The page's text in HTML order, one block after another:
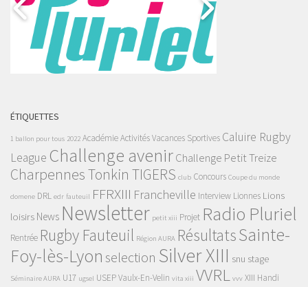
ÉTIQUETTES
1 ballon pour tous 2022 AcadémieActivités Vacances Sportives Caluire Rugby
League Challenge avenirChallenge Petit Treize
Charpennes Tonkin TIGERS club Concours Coupe du monde
domene DRL edr fauteuil FFRXIII Francheville Interview Lionnes Lions
loisirs News Newsletter petit xiii Projet Radio Pluriel
Rentrée Rugby Fauteuil Région AURA RésultatsSainte-
Foy-lès-Lyon selection Silver XIII snu stage
Séminaire AURA U17 ugsel USEPVaulx-En-Velin vita xiii VVRL vvv XIII Handi